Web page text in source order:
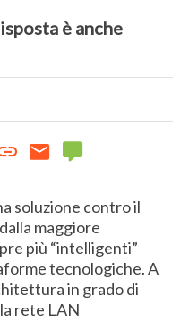
è anche
soluzione contro il
maggiore
più “intelligenti”
tecnologiche. A
in grado di
rete LAN